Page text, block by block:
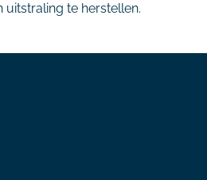
te herstellen.